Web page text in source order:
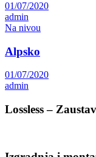
01/07/2020
admin
Na nivou
Alpsko
01/07/2020
admin
Lossless –